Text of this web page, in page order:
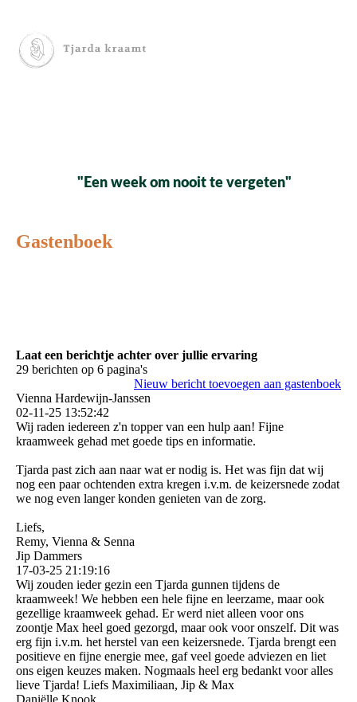
"Een week om nooit te vergeten"
Gastenboek
Laat een berichtje achter over jullie ervaring
29 berichten op 6 pagina's
Nieuw bericht toevoegen aan gastenboek
Vienna Hardewijn-Janssen
02-11-25 13:52:42
Wij raden iedereen z'n topper van een hulp aan! Fijne
kraamweek gehad met goede tips en informatie.
Tjarda past zich aan naar wat er nodig is. Het was fijn dat wij
nog een paar ochtenden extra kregen i.v.m. de keizersnede zodat
we nog even langer konden genieten van de zorg.
Liefs,
Remy, Vienna & Senna
Jip Dammers
17-03-25 21:19:16
Wij zouden ieder gezin een Tjarda gunnen tijdens de
kraamweek! We hebben een hele fijne en leerzame, maar ook
gezellige kraamweek gehad. Er werd niet alleen voor ons
zoontje Max heel goed gezorgd, maar ook voor onszelf. Dit was
erg fijn i.v.m. het herstel van een keizersnede. Tjarda brengt een
positieve en fijne energie mee, gaf veel goede adviezen en liet
ons eigen keuzes maken. Nogmaals heel erg bedankt voor alles
lieve Tjarda! Liefs Maximiliaan, Jip & Max
Daniëlle Knook